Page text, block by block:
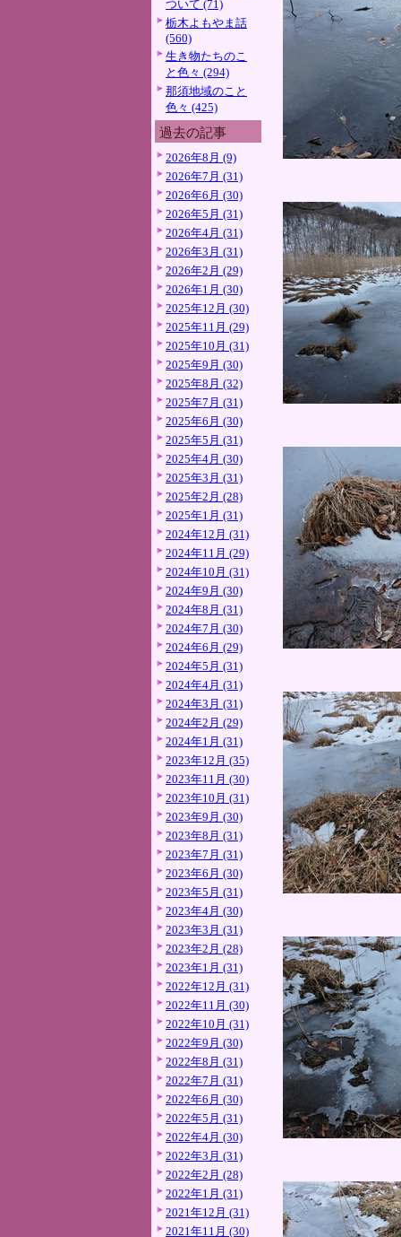
ついて (71)
栃木よもやま話
(560)
生き物たちのこ
と色々 (294)
那須地域のこと
色々 (425)
過去の記事
2026年8月 (9)
2026年7月 (31)
2026年6月 (30)
2026年5月 (31)
2026年4月 (31)
2026年3月 (31)
2026年2月 (29)
2026年1月 (30)
2025年12月 (30)
2025年11月 (29)
2025年10月 (31)
2025年9月 (30)
2025年8月 (32)
2025年7月 (31)
2025年6月 (30)
2025年5月 (31)
2025年4月 (30)
2025年3月 (31)
2025年2月 (28)
2025年1月 (31)
2024年12月 (31)
2024年11月 (29)
2024年10月 (31)
2024年9月 (30)
2024年8月 (31)
2024年7月 (30)
2024年6月 (29)
2024年5月 (31)
2024年4月 (31)
2024年3月 (31)
2024年2月 (29)
2024年1月 (31)
2023年12月 (35)
2023年11月 (30)
2023年10月 (31)
2023年9月 (30)
2023年8月 (31)
2023年7月 (31)
2023年6月 (30)
2023年5月 (31)
2023年4月 (30)
2023年3月 (31)
2023年2月 (28)
2023年1月 (31)
2022年12月 (31)
2022年11月 (30)
2022年10月 (31)
2022年9月 (30)
2022年8月 (31)
2022年7月 (31)
2022年6月 (30)
2022年5月 (31)
2022年4月 (30)
2022年3月 (31)
2022年2月 (28)
2022年1月 (31)
2021年12月 (31)
2021年11月 (30)